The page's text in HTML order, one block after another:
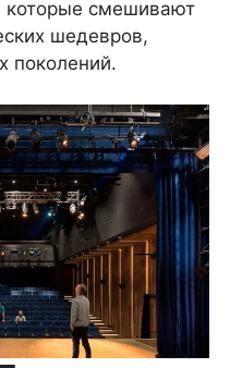
которые смешивают
шедевров,
поколений.